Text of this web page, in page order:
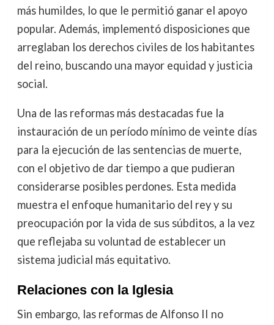
más humildes, lo que le permitió ganar el apoyo
popular. Además, implementó disposiciones que
arreglaban los derechos civiles de los habitantes
del reino, buscando una mayor equidad y justicia
social.
Una de las reformas más destacadas fue la
instauración de un período mínimo de veinte días
para la ejecución de las sentencias de muerte,
con el objetivo de dar tiempo a que pudieran
considerarse posibles perdones. Esta medida
muestra el enfoque humanitario del rey y su
preocupación por la vida de sus súbditos, a la vez
que reflejaba su voluntad de establecer un
sistema judicial más equitativo.
Relaciones con la Iglesia
Sin embargo, las reformas de Alfonso II no